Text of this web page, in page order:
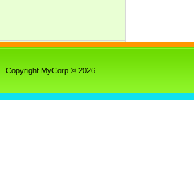
Copyright MyCorp © 2026